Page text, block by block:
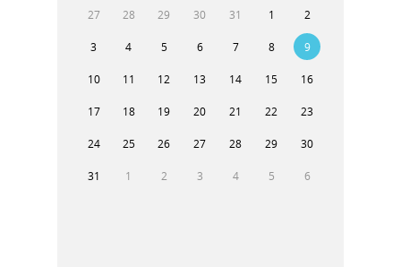
27 28 29 30 31 1 2
3 4 5 6 7 8 9
10 11 12 13 14 15 16
17 18 19 20 21 22 23
24 25 26 27 28 29 30
31 1 2 3 4 5 6